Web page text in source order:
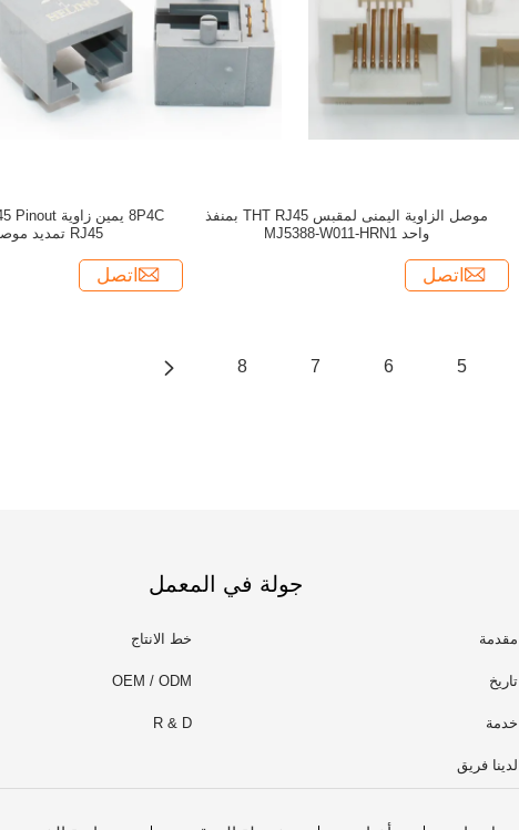
RJ45 تمديد موصل الجيل 2
اتصل
موصل الزاوية اليمنى لمقبس THT RJ45 بمنفذ
واحد MJ5388-W011-HRN1
اتصل
5
6
7
8
مقدمة
تاريخ
خدمة
لدينا فريق
جولة في المعمل
خط الانتاج
OEM / ODM
R & D